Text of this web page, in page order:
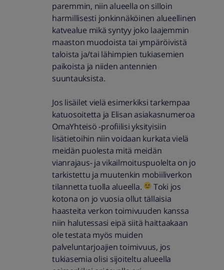
paremmin, niin alueella on silloin
harmillisesti jonkinnäköinen alueellinen
katvealue mikä syntyy joko laajemmin
maaston muodoista tai ympäröivistä
taloista ja/tai lähimpien tukiasemien
paikoista ja niiden antennien
suuntauksista.
Jos lisäilet vielä esimerkiksi tarkempaa
katuosoitetta ja Elisan asiakasnumeroa
OmaYhteisö -profiilisi yksityisiin
lisätietoihin niin voidaan kurkata vielä
meidän puolesta mitä meidän
vianrajaus- ja vikailmoituspuolelta on jo
tarkistettu ja muutenkin mobiiliverkon
tilannetta tuolla alueella.
Toki jos
kotona on jo vuosia ollut tällaisia
haasteita verkon toimivuuden kanssa
niin halutessasi eipä siitä haittaakaan
ole testata myös muiden
palveluntarjoajien toimivuus, jos
tukiasemia olisi sijoiteltu alueella